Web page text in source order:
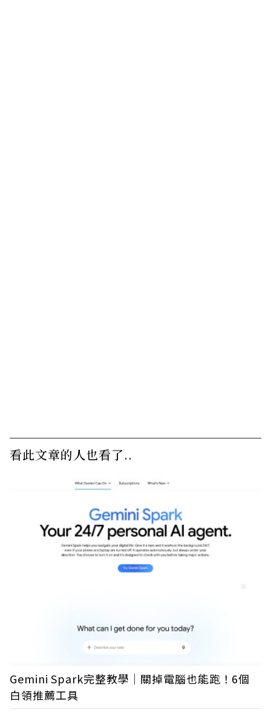
看此文章的人也看了..
Gemini Spark完整教學｜關掉電腦也能跑！6個
白領推薦工具